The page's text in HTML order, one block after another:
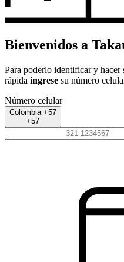
Bienvenidos a
Para poderlo identificar y
rápida ingrese su número
Número celular
Colombia +57
+57